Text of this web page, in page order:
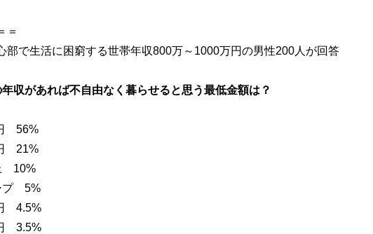
＝
部で生活に困窮する世帯年収800万～1000万円の男性200人が回答
収があれば不自由なく暮らせると思う最低金額は？
56%
21%
10%
プ 5%
4.5%
3.5%